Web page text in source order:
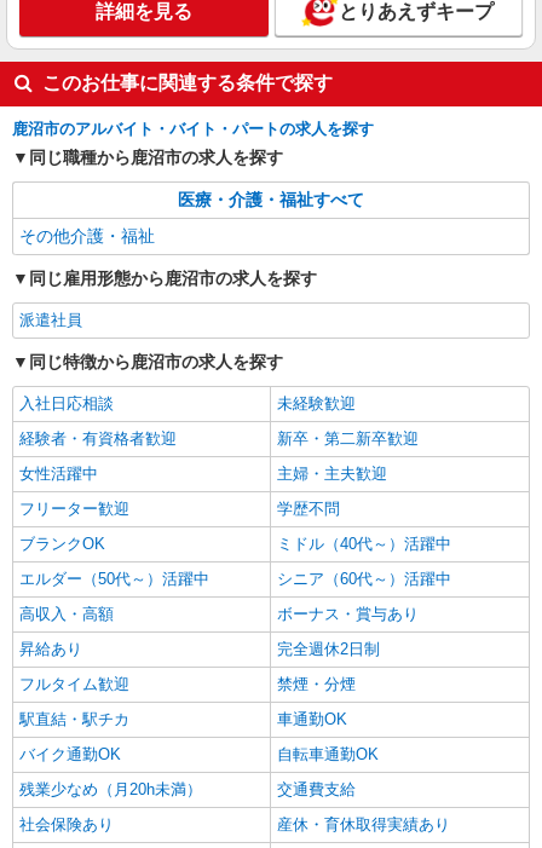
詳細を見る とりあえずキープ
このお仕事に関連する条件で探す
鹿沼市のアルバイト・バイト・パートの求人を探す
同じ職種から鹿沼市の求人を探す
医療・介護・福祉すべて
その他介護・福祉
同じ雇用形態から鹿沼市の求人を探す
派遣社員
同じ特徴から鹿沼市の求人を探す
入社日応相談
未経験歓迎
経験者・有資格者歓迎
新卒・第二新卒歓迎
女性活躍中
主婦・主夫歓迎
フリーター歓迎
学歴不問
ブランクOK
ミドル（40代～）活躍中
エルダー（50代～）活躍中
シニア（60代～）活躍中
高収入・高額
ボーナス・賞与あり
昇給あり
完全週休2日制
フルタイム歓迎
禁煙・分煙
駅直結・駅チカ
車通勤OK
バイク通勤OK
自転車通勤OK
残業少なめ（月20h未満）
交通費支給
社会保険あり
産休・育休取得実績あり